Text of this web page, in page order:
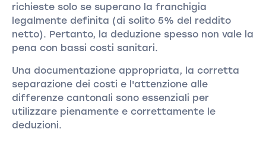
richieste solo se superano la franchigia
legalmente definita (di solito 5% del reddito
netto). Pertanto, la deduzione spesso non vale la
pena con bassi costi sanitari.
Una documentazione appropriata, la corretta
separazione dei costi e l'attenzione alle
differenze cantonali sono essenziali per
utilizzare pienamente e correttamente le
deduzioni.